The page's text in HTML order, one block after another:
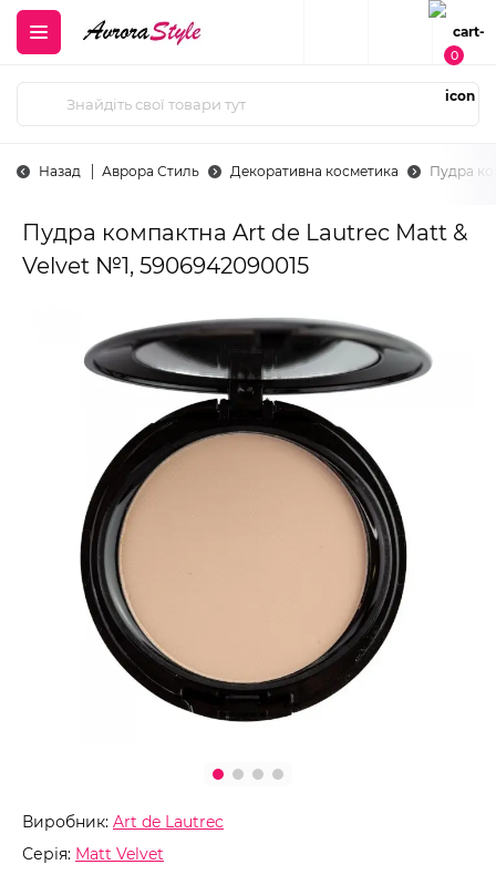
0
Назад Аврора Стиль Декоративна косметика Пудра
Пудра компактна Art de Lautrec Matt &
Velvet №1, 5906942090015
Виробник: Art de Lautrec
Серія: Matt Velvet